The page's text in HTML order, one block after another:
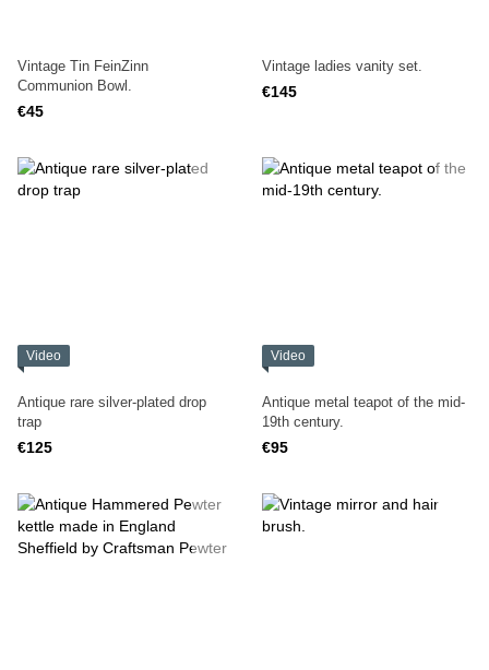
Vintage Tin FeinZinn
Communion Bowl.
€45
Vintage ladies vanity set.
€145
Video
Antique rare silver-plated drop
trap
€125
Video
Antique metal teapot of the mid-
19th century.
€95